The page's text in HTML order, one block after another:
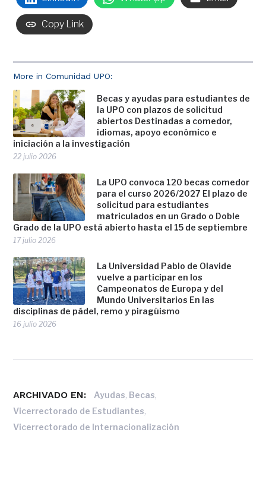
More in Comunidad UPO:
Becas y ayudas para estudiantes de
la UPO con plazos de solicitud
abiertos Destinadas a comedor,
idiomas, apoyo económico e
iniciación a la investigación
22 julio 2026
La UPO convoca 120 becas comedor
para el curso 2026/2027 El plazo de
solicitud para estudiantes
matriculados en un Grado o Doble
Grado de la UPO está abierto hasta el 15 de septiembre
17 julio 2026
La Universidad Pablo de Olavide
vuelve a participar en los
Campeonatos de Europa y del
Mundo Universitarios En las
disciplinas de pádel, remo y piragüismo
16 julio 2026
Copy Link
ARCHIVADO EN: Ayudas, Becas,
Vicerrectorado de Estudiantes,
Vicerrectorado de Internacionalización